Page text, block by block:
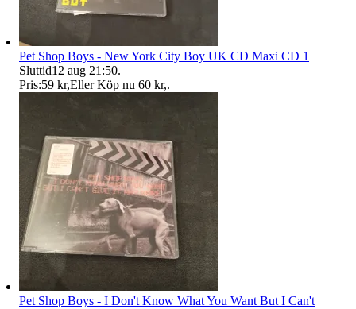
Pet Shop Boys - New York City Boy UK CD Maxi CD 1
Sluttid12 aug 21:50.
Pris:59 kr,Eller Köp nu 60 kr,.
Pet Shop Boys - I Don't Know What You Want But I Can't